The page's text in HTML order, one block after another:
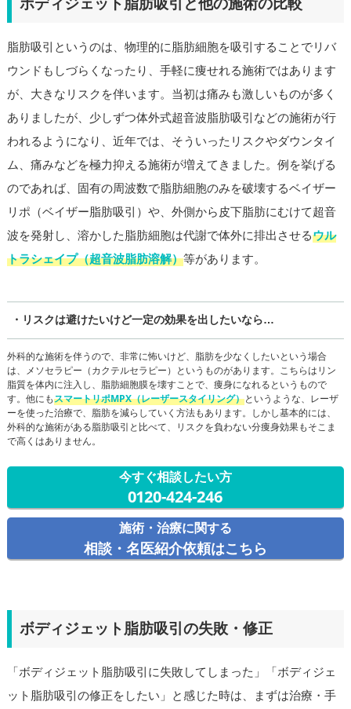
ボディジェット脂肪吸引と他の施術の比較
脂肪吸引というのは、物理的に脂肪細胞を吸引することでリバ
ウンドもしづらくなったり、手軽に痩せれる施術ではあります
が、大きなリスクを伴います。当初は痛みも激しいものが多く
ありましたが、少しずつ体外式超音波脂肪吸引などの施術が行
われるようになり、近年では、そういったリスクやダウンタイ
ム、痛みなどを極力抑える施術が増えてきました。例を挙げる
のであれば、固有の周波数で脂肪細胞のみを破壊するベイザー
リポ（ベイザー脂肪吸引）や、外側から皮下脂肪にむけて超音
波を発射し、溶かした脂肪細胞は代謝で体外に排出させるウル
トラシェイプ（超音波脂肪溶解）等があります。
・リスクは避けたいけど一定の効果を出したいなら…
外科的な施術を伴うので、非常に怖いけど、脂肪を少なくしたいという場合
は、メソセラピー（カクテルセラピー）というものがあります。こちらはリン
脂質を体内に注入し、脂肪細胞膜を壊すことで、痩身になれるというもので
す。他にもスマートリポMPX（レーザースタイリング）というような、レーザ
ーを使った治療で、脂肪を減らしていく方法もあります。しかし基本的には、
外科的な施術がある脂肪吸引と比べて、リスクを負わない分痩身効果もそこま
で高くはありません。
今すぐ相談したい方
0120-424-246
施術・治療に関する
相談・名医紹介依頼はこちら
ボディジェット脂肪吸引の失敗・修正
「ボディジェット脂肪吸引に失敗してしまった」「ボディジェ
ット脂肪吸引の修正をしたい」と感じた時は、まずは治療・手